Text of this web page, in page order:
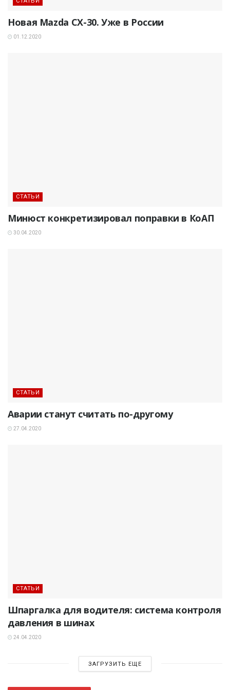
Новая Mazda CX-30. Уже в России
01.12.2020
СТАТЬИ
Минюст конкретизировал поправки в КоАП
30.04.2020
СТАТЬИ
Аварии станут считать по-другому
27.04.2020
СТАТЬИ
Шпаргалка для водителя: система контроля
давления в шинах
24.04.2020
ЗАГРУЗИТЬ ЕЩЕ